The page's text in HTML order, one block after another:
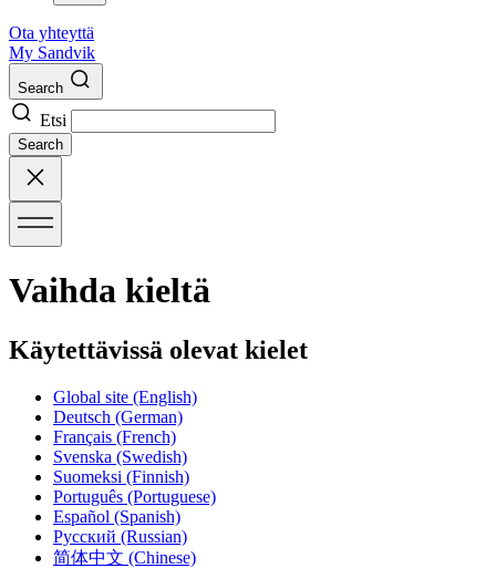
Ota yhteyttä
My Sandvik
Search
Etsi
Search
Vaihda kieltä
Käytettävissä olevat kielet
Global site (English)
Deutsch (German)
Français (French)
Svenska (Swedish)
Suomeksi (Finnish)
Português (Portuguese)
Español (Spanish)
Русский (Russian)
简体中文 (Chinese)